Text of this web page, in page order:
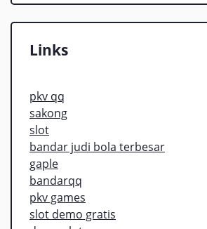
Links
pkv qq
sakong
slot
bandar judi bola terbesar
gaple
bandarqq
pkv games
slot demo gratis